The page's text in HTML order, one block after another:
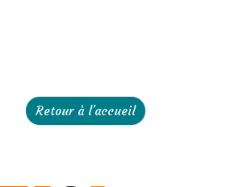
Retour à l'accueil